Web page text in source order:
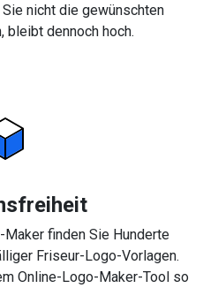
nicht die gewünschten
bleibt dennoch hoch.
finden Sie Hunderte
Friseur-Logo-Vorlagen.
Online-Logo-Maker-Tool so